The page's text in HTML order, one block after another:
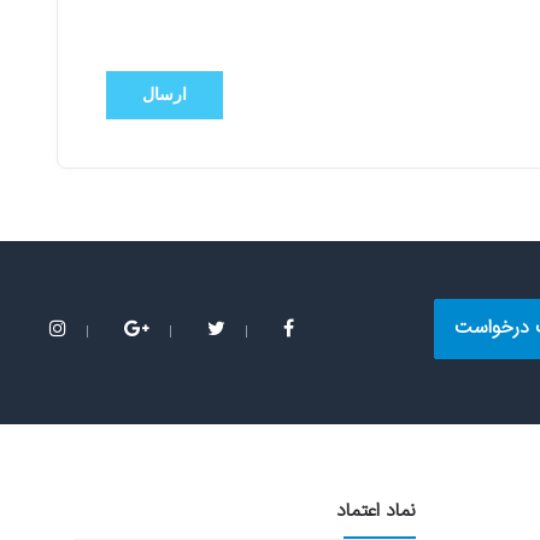
ارسال
درخواست
نماد اعتماد